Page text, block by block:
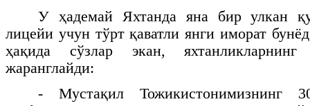
У ҳадемай Яхтанда яна бир улкан
лицейи учун тўрт қаватли янги иморат
ҳақида сўзлар экан, яхтанликларнинг
жаранглайди:
- Мустақил Тожикистонимизнинг